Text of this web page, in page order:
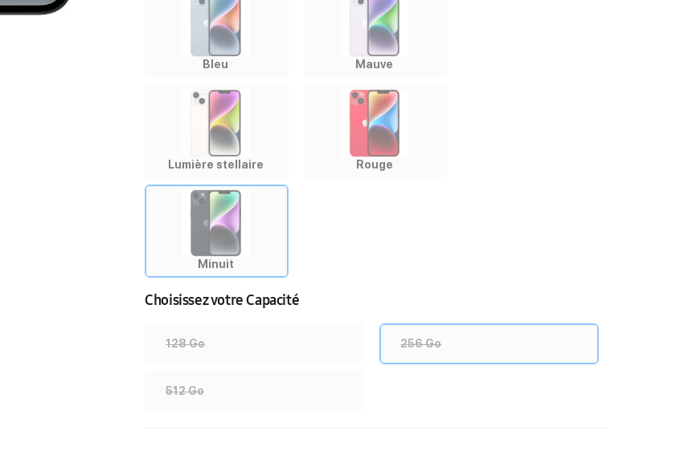
Bleu Mauve
Lumière stellaire Rouge
Minuit
Choisissez votre Capacité
128 Go 256 Go
512 Go